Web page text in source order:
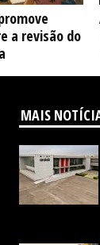
a revisão do
MAIS